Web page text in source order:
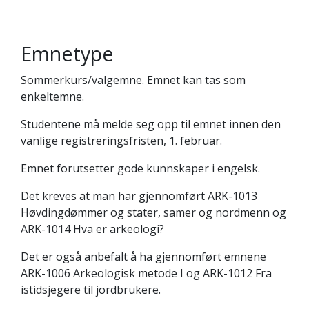
Emnetype
Sommerkurs/valgemne. Emnet kan tas som
enkeltemne.
Studentene må melde seg opp til emnet innen den
vanlige registreringsfristen, 1. februar.
Emnet forutsetter gode kunnskaper i engelsk.
Det kreves at man har gjennomført ARK-1013
Høvdingdømmer og stater, samer og nordmenn og
ARK-1014 Hva er arkeologi?
Det er også anbefalt å ha gjennomført emnene
ARK-1006 Arkeologisk metode I og ARK-1012 Fra
istidsjegere til jordbrukere.